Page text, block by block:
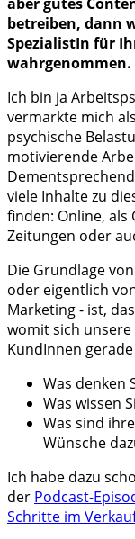
betreiben, dann
SpezialistIn für
wahrgenommen.
Ich bin ja
vermarkte mich
psychische
motivierende
viele Inhalte zu
finden: Online, als
Zeitungen oder
Die Grundlage
oder eigentlich
Marketing - ist,
womit sich
KundInnen
Was denken
Was wissen
Was sind
Wünsche
Ich habe dazu
der Podcast-
Schritte im